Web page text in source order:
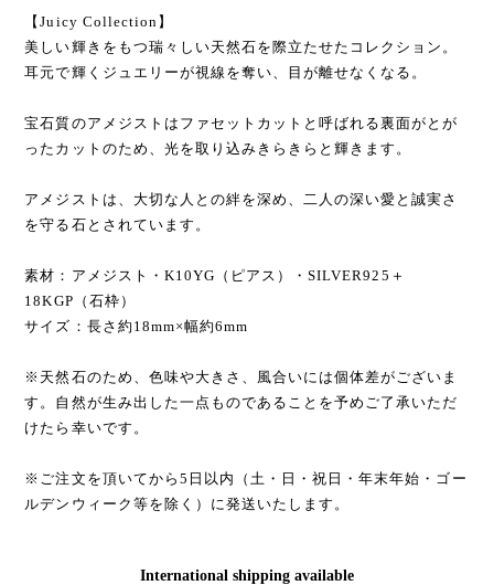
【Juicy Collection】
美しい輝きをもつ瑞々しい天然石を際立たせたコレクション。
耳元で輝くジュエリーが視線を奪い、目が離せなくなる。
宝石質のアメジストはファセットカットと呼ばれる裏面がとが
ったカットのため、光を取り込みきらきらと輝きます。
アメジストは、大切な人との絆を深め、二人の深い愛と誠実さ
を守る石とされています。
素材：アメジスト・K10YG（ピアス）・SILVER925＋
18KGP（石枠）
サイズ：長さ約18mm×幅約6mm
※天然石のため、色味や大きさ、風合いには個体差がございま
す。自然が生み出した一点ものであることを予めご了承いただ
けたら幸いです。
※ご注文を頂いてから5日以内（土・日・祝日・年末年始・ゴー
ルデンウィーク等を除く）に発送いたします。
International shipping available